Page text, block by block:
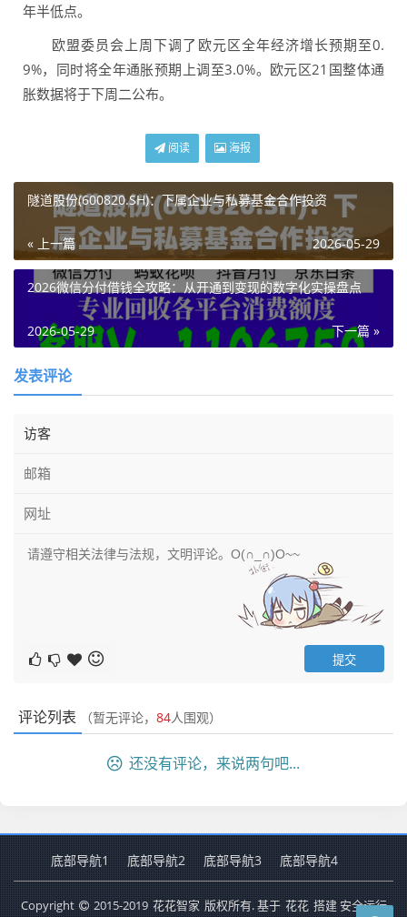
年半低点。
欧盟委员会上周下调了欧元区全年经济增长预期至0.
9%，同时将全年通胀预期上调至3.0%。欧元区21国整体通
胀数据将于下周二公布。
阅读 海报
隧道股份(600820.SH)：下属企业与私募基金合作投资
« 上一篇 2026-05-29
2026微信分付借钱全攻略：从开通到变现的数字化实操盘点
下一篇 »
2026-05-29
发表评论
评论列表 （暂无评论， 84人围观）
还没有评论，来说两句吧...
底部导航1 底部导航2 底部导航3 底部导航4
Copyright 2015-2019 花花智家 版权所有. 基于 花花 搭建 安全运行